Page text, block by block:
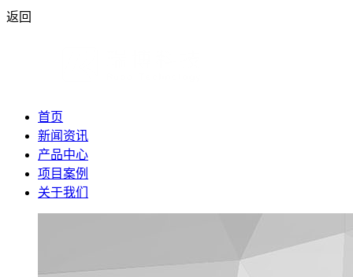
返回
首页
新闻资讯
产品中心
项目案例
关于我们